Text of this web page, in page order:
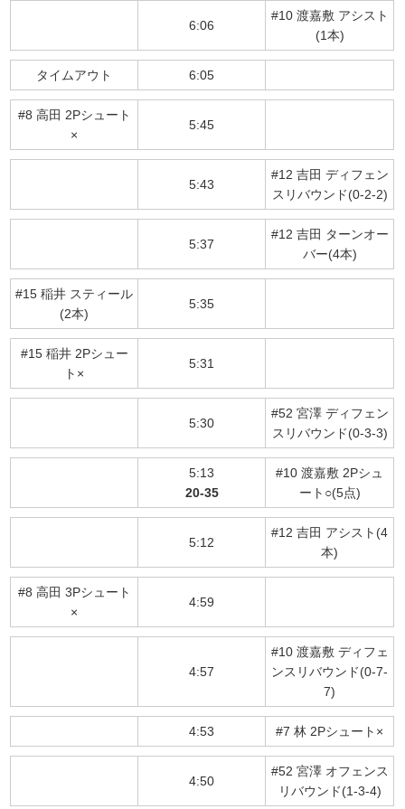
6:06
#10 渡嘉敷 アシスト
(1本)
タイムアウト 6:05
#8 高田 2Pシュート
×
5:45
5:43
#12 吉田 ディフェン
スリバウンド(0-2-2)
5:37
#12 吉田 ターンオー
バー(4本)
#15 稲井 スティール
(2本)
5:35
#15 稲井 2Pシュー
ト×
5:31
5:30
#52 宮澤 ディフェン
スリバウンド(0-3-3)
5:13
20-35
#10 渡嘉敷 2Pシュ
ート○(5点)
5:12
#12 吉田 アシスト(4
本)
#8 高田 3Pシュート
×
4:59
4:57
#10 渡嘉敷 ディフェ
ンスリバウンド(0-7-
7)
4:53 #7 林 2Pシュート×
4:50
#52 宮澤 オフェンス
リバウンド(1-3-4)